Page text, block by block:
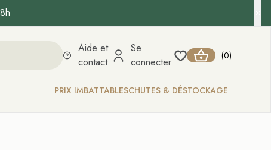
Aide et
contact
Se
connecter
(0)
PRIX IMBATTABLESCHUTES & DÉSTOCKAGE